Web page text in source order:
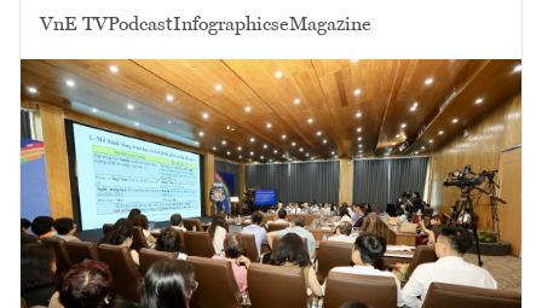
VnE TVPodcastInfographicseMagazine